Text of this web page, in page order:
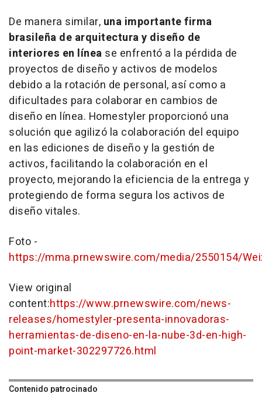
De manera similar, una importante firma
brasileña de arquitectura y diseño de
interiores en línea se enfrentó a la pérdida de
proyectos de diseño y activos de modelos
debido a la rotación de personal, así como a
dificultades para colaborar en cambios de
diseño en línea. Homestyler proporcionó una
solución que agilizó la colaboración del equipo
en las ediciones de diseño y la gestión de
activos, facilitando la colaboración en el
proyecto, mejorando la eficiencia de la entrega y
protegiendo de forma segura los activos de
diseño vitales.
Foto -
https://mma.prnewswire.com/media/2550154/
View original
content:https://www.prnewswire.com/news-
releases/homestyler-presenta-innovadoras-
herramientas-de-diseno-en-la-nube-3d-en-high-
point-market-302297726.html
Contenido patrocinado